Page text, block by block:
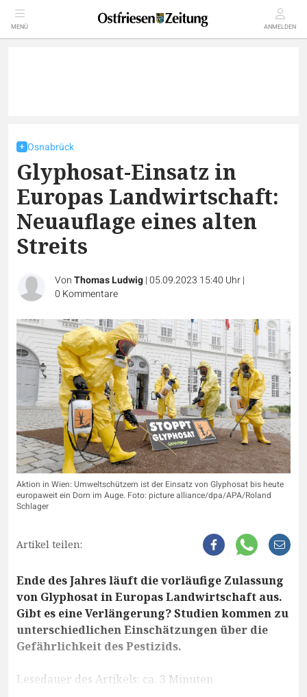
MENÜ ANMELDEN
Osnabrück
Glyphosat-Einsatz in
Europas Landwirtschaft:
Neuauflage eines alten
Streits
VonThomas Ludwig|05.09.2023 15:40 Uhr|
0 Kommentare
Aktion in Wien: Umweltschützern ist der Einsatz von Glyphosat bis heute
europaweit ein Dorn im Auge. Foto: picture alliance/dpa/APA/Roland
Schlager
Artikel teilen:
Ende des Jahres läuft die vorläufige Zulassung
von Glyphosat in Europas Landwirtschaft aus.
Gibt es eine Verlängerung? Studien kommen zu
unterschiedlichen Einschätzungen über die
Gefährlichkeit des Pestizids.
Lesedauer des Artikels: ca. 3 Minuten